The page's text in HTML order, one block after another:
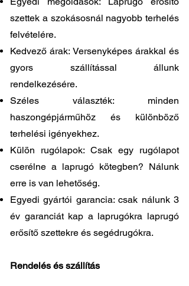
szettek a szokásosnál nagyobb terhelés
felvételére.
Kedvező árak: Versenyképes árakkal és
gyors szállítással állunk
rendelkezésére.
Széles választék: minden
haszongépjárműhöz és különböző
terhelési igényekhez.
Külön rugólapok: Csak egy rugólapot
cserélne a laprugó kötegben? Nálunk
erre is van lehetőség.
Egyedi gyártói garancia: csak nálunk 3
év garanciát kap a laprugókra laprugó
erősítő szettekre és segédrugókra.
Rendelés és szállítás